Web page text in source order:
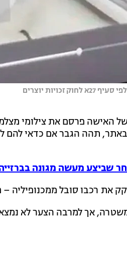
יוצרים
האישה פרסם את צילומי
תהה הגבר אם כדאי להם
את רכבו סובל ממכנופיליה –
אך למרבה הצער לא